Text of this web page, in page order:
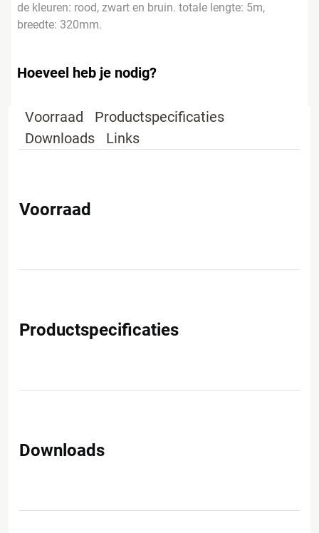
de kleuren: rood, zwart en bruin. totale lengte: 5m,
breedte: 320mm.
Hoeveel heb je nodig?
Voorraad
Productspecificaties
Downloads
Links
Voorraad
Productspecificaties
Downloads